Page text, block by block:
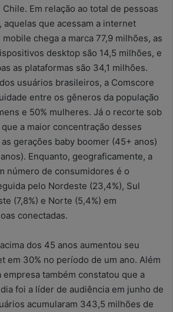
Em relação ao total de pessoas
aquelas que acessam a internet
chega a marca 77,9 milhões, as
desktop são 14,5 milhões, e
as plataformas são 34,1 milhões.
usuários brasileiros, a Comscore
entre os gêneros da população
e 50% mulheres. Já o recorte sob
a maior concentração desses
gerações baby boomer (45+ anos)
Enquanto, geograficamente, a
número de consumidores é o
pelo Nordeste (23,4%), Sul
(7,8%) e Norte (5,4%) em
conectadas.
dos 45 anos aumentou seu
em 30% no período de um ano. Além
também constatou que a
foi a líder de audiência em junho de
acumularam 343,5 milhões de